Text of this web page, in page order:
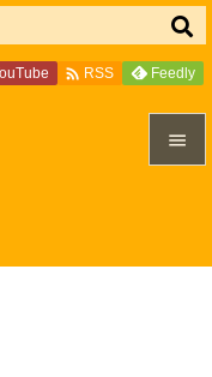

 RSS Feedly